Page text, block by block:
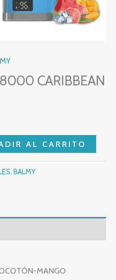
CARIBBEAN
AL CARRITO
, BALMY
MANGO